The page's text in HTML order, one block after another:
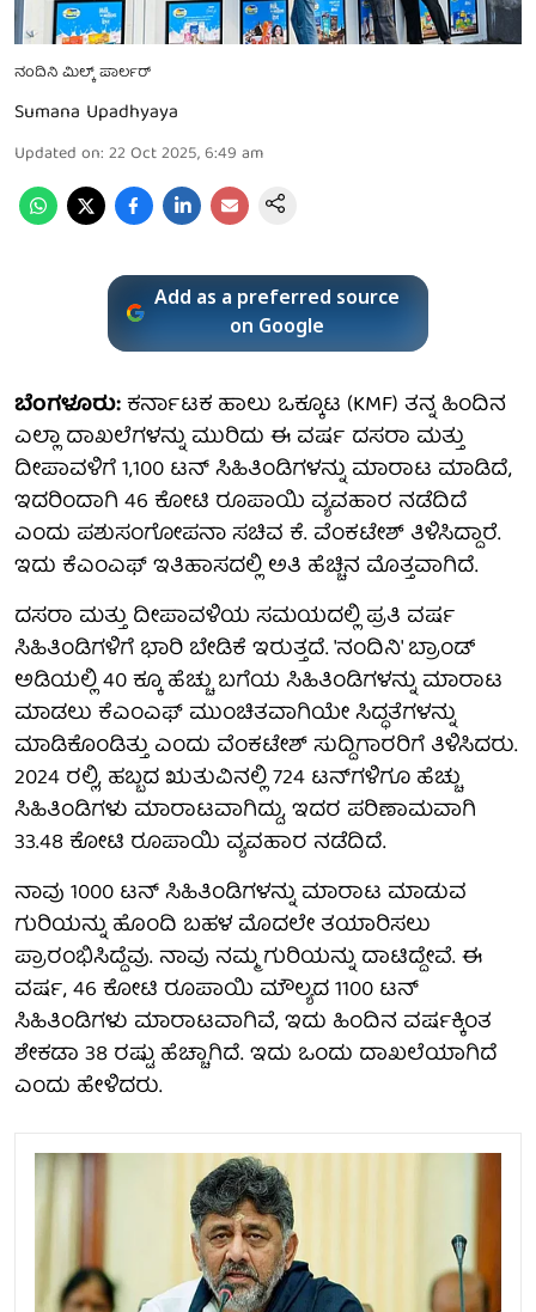
ನಂದಿನಿ ಮಿಲ್ಕ್ ಪಾರ್ಲರ್‌
Sumana Upadhyaya
Updated on: 22 Oct 2025, 6:49 am
Add as a preferred source
on Google
ಬೆಂಗಳೂರು:ಕರ್ನಾಟಕ ಹಾಲು ಒಕ್ಕೂಟ (KMF) ತನ್ನ ಹಿಂದಿನ
ಎಲ್ಲಾ ದಾಖಲೆಗಳನ್ನು ಮುರಿದು ಈ ವರ್ಷ ದಸರಾ ಮತ್ತು
ದೀಪಾವಳಿಗೆ 1,100 ಟನ್ ಸಿಹಿತಿಂಡಿಗಳನ್ನು ಮಾರಾಟ ಮಾಡಿದೆ,
ಇದರಿಂದಾಗಿ 46 ಕೋಟಿ ರೂಪಾಯಿ ವ್ಯವಹಾರ ನಡೆದಿದೆ
ಎಂದು ಪಶುಸಂಗೋಪನಾ ಸಚಿವ ಕೆ. ವೆಂಕಟೇಶ್ ತಿಳಿಸಿದ್ದಾರೆ.
ಇದು ಕೆಎಂಎಫ್ ಇತಿಹಾಸದಲ್ಲಿ ಅತಿ ಹೆಚ್ಚಿನ ಮೊತ್ತವಾಗಿದೆ.
ದಸರಾ ಮತ್ತು ದೀಪಾವಳಿಯ ಸಮಯದಲ್ಲಿ ಪ್ರತಿ ವರ್ಷ
ಸಿಹಿತಿಂಡಿಗಳಿಗೆ ಭಾರಿ ಬೇಡಿಕೆ ಇರುತ್ತದೆ. 'ನಂದಿನಿ' ಬ್ರಾಂಡ್
ಅಡಿಯಲ್ಲಿ 40 ಕ್ಕೂ ಹೆಚ್ಚು ಬಗೆಯ ಸಿಹಿತಿಂಡಿಗಳನ್ನು ಮಾರಾಟ
ಮಾಡಲು ಕೆಎಂಎಫ್ ಮುಂಚಿತವಾಗಿಯೇ ಸಿದ್ಧತೆಗಳನ್ನು
ಮಾಡಿಕೊಂಡಿತ್ತು ಎಂದು ವೆಂಕಟೇಶ್ ಸುದ್ದಿಗಾರರಿಗೆ ತಿಳಿಸಿದರು.
2024 ರಲ್ಲಿ, ಹಬ್ಬದ ಋತುವಿನಲ್ಲಿ 724 ಟನ್‌ಗಳಿಗೂ ಹೆಚ್ಚು
ಸಿಹಿತಿಂಡಿಗಳು ಮಾರಾಟವಾಗಿದ್ದು, ಇದರ ಪರಿಣಾಮವಾಗಿ
33.48 ಕೋಟಿ ರೂಪಾಯಿ ವ್ಯವಹಾರ ನಡೆದಿದೆ.
ನಾವು 1000 ಟನ್ ಸಿಹಿತಿಂಡಿಗಳನ್ನು ಮಾರಾಟ ಮಾಡುವ
ಗುರಿಯನ್ನು ಹೊಂದಿ ಬಹಳ ಮೊದಲೇ ತಯಾರಿಸಲು
ಪ್ರಾರಂಭಿಸಿದ್ದೆವು. ನಾವು ನಮ್ಮ ಗುರಿಯನ್ನು ದಾಟಿದ್ದೇವೆ. ಈ
ವರ್ಷ, 46 ಕೋಟಿ ರೂಪಾಯಿ ಮೌಲ್ಯದ 1100 ಟನ್
ಸಿಹಿತಿಂಡಿಗಳು ಮಾರಾಟವಾಗಿವೆ, ಇದು ಹಿಂದಿನ ವರ್ಷಕ್ಕಿಂತ
ಶೇಕಡಾ 38 ರಷ್ಟು ಹೆಚ್ಚಾಗಿದೆ. ಇದು ಒಂದು ದಾಖಲೆಯಾಗಿದೆ
ಎಂದು ಹೇಳಿದರು.